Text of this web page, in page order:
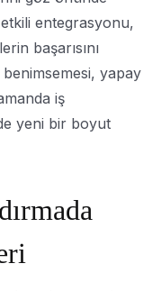
entegrasyonu,
başarısını
yapay
iş
yeni bir boyut